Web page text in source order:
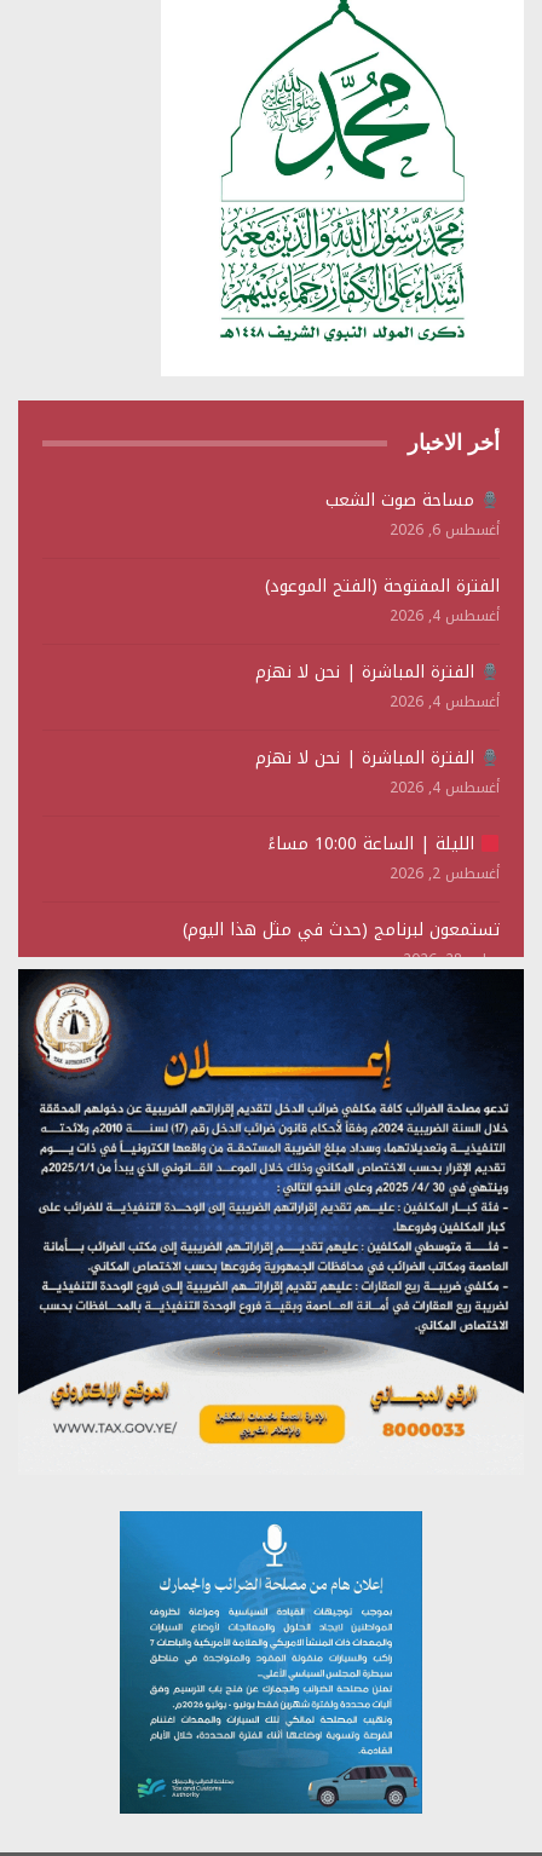
أخر الاخبار
مساحة صوت الشعب
أغسطس 6, 2026
الفترة المفتوحة (الفتح الموعود)
أغسطس 4, 2026
الفترة المباشرة | نحن لا نهزم
أغسطس 4, 2026
الفترة المباشرة | نحن لا نهزم
أغسطس 4, 2026
الليلة | الساعة 10:00 مساءً
أغسطس 2, 2026
تستمعون لبرنامج (حدث في مثل هذا اليوم)
يوليو 28, 2026
(نحن لا نهزم) بث مباشر
تستمعون لبرنامج (هندسة الوهم)
يوليو 28, 2026
مؤتمر صحفي لمركز عين الإنسانية حول جرائم تحالف العدوان
على اليمن
يوليو 27, 2026
تستمعون لبرنامج (مع السيد القائد)
يوليو 26, 2026